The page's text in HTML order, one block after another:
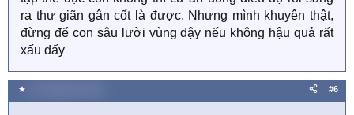
ra thư giãn gân cốt là được. Nhưng mình khuyên thật,
đừng để con sâu lười vùng dậy nếu không hậu quả rất
xấu đấy
★ #6